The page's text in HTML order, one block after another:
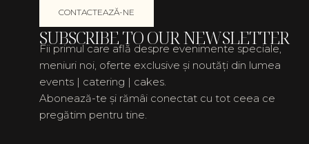
CONTACTEAZĂ-NE
SUBSCRIBE TO OUR NEWSLETTER
Fii primul care află despre evenimente speciale,
meniuri noi, oferte exclusive și noutăți din lumea
events | catering | cakes.
Abonează-te și rămâi conectat cu tot ceea ce
pregătim pentru tine.